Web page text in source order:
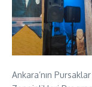
Ankara’nın